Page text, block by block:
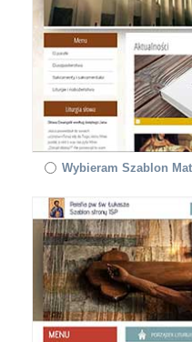
Wybieram Szablon